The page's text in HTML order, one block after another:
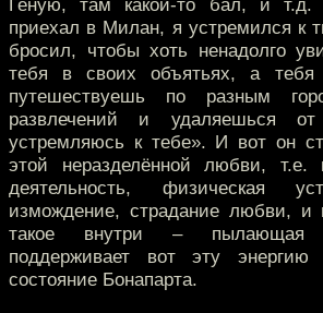
Геную, там какой-то бал, и
приехал в Милан, я устремился к
бросил, чтобы хоть ненадолго
тебя в своих объятьях, а
путешествуешь по разным
развлечений и удаляешься
устремляюсь к тебе». И вот он
этой неразделённой любви, т.е.
деятельность, физическая
измождение, страдание любви, и
такое внутри – пылающая
поддерживает вот эту
состояние Бонапарта.